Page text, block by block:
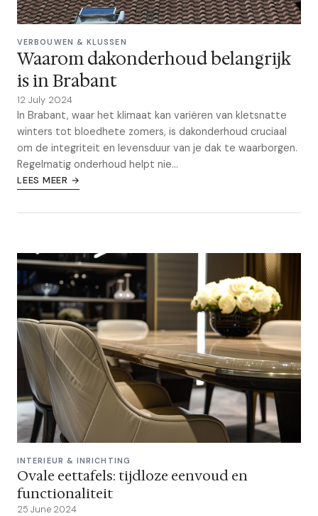
VERBOUWEN & KLUSSEN
Waarom dakonderhoud belangrijk
is in Brabant
12 July 2024
In Brabant, waar het klimaat kan variëren van kletsnatte
winters tot bloedhete zomers, is dakonderhoud cruciaal
om de integriteit en levensduur van je dak te waarborgen.
Regelmatig onderhoud helpt nie...
LEES MEER →
INTERIEUR & INRICHTING
Ovale eettafels: tijdloze eenvoud en
functionaliteit
25 June 2024